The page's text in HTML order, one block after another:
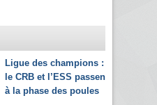
Ligue des champions :
le CRB et l’ESS passent
à la phase des poules